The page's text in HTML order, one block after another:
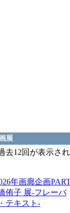
展
去12回が表示され
年画廊企画
侑⼦ 展-フレーバ
テキスト-